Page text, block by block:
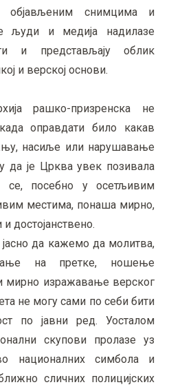
објављеним снимцима и
људи и медија надилазе
и представљају облик
и верској основи.
рашко-призренска не
оправдати било какав
насиље или нарушавање
да је Црква увек позивала
се, посебно у осетљивим
местима, понаша мирно,
достојанствено.
да кажемо да молитва,
на претке, ношење
мирно изражавање верског
не могу сами по себи бити
по јавни ред. Уосталом
скупови пролазе уз
националних симбола и
сличних полицијских